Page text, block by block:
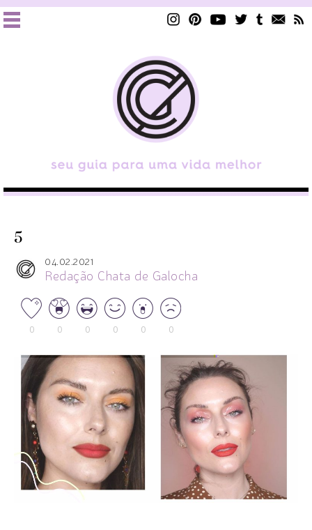
5
04.02.2021
Redação Chata de Galocha
0 0 0 0 0 0